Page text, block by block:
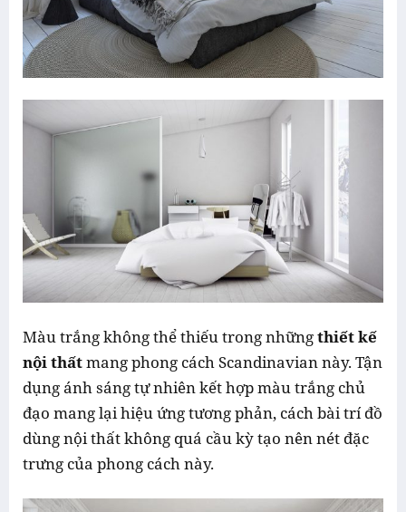
Màu trắng không thể thiếu trong nhữngthiết kế
nội thấtmang phong cách Scandinavian này. Tận
dụng ánh sáng tự nhiên kết hợp màu trắng chủ
đạo mang lại hiệu ứng tương phản, cách bài trí đồ
dùng nội thất không quá cầu kỳ tạo nên nét đặc
trưng của phong cách này.